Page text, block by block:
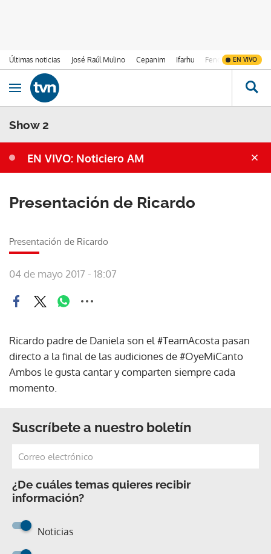
Últimas noticias José Raúl Mulino Cepanim Ifarhu Fenómeno de El
EN VIVO
Ir al contenido
Obrir navegació
Show 2
EN VIVO: Noticiero AM
Presentación de Ricardo
Presentación de Ricardo
04 de mayo 2017 - 18:07
Ricardo padre de Daniela son el #TeamAcosta pasan
directo a la final de las audiciones de #OyeMiCanto
Ambos le gusta cantar y comparten siempre cada
momento.
Suscríbete a nuestro boletín
¿De cuáles temas quieres recibir
información?
Noticias